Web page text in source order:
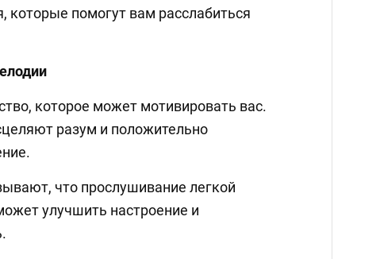
которые помогут вам расслабиться
которое может мотивировать вас.
разум и положительно
что прослушивание легкой
улучшить настроение и